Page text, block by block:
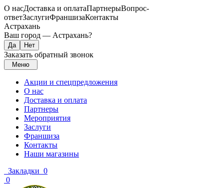
О насДоставка и оплатаПартнерыВопрос-
ответЗаслугиФраншизаКонтакты
Астрахань
Ваш город — Астрахань?
Заказать обратный звонок
Меню
Акции и спецпредложения
О нас
Доставка и оплата
Партнеры
Мероприятия
Заслуги
Франшиза
Контакты
Наши магазины
Закладки 0
0